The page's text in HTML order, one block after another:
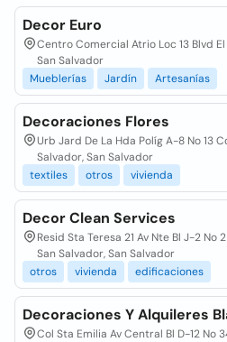
Decor Euro
Centro Comercial Atrio Loc 13 Blvd
San Salvador
Mueblerías
Jardín Artesanías
Decoraciones Flores
Urb Jard De La Hda Políg A-8 No 13
Salvador, San Salvador
textiles
otros vivienda
Decor Clean Services
Resid Sta Teresa 21 Av Nte Bl J-2 No
San Salvador, San Salvador
otros
vivienda edificaciones
Decoraciones Y Alquileres
Col Sta Emilia Av Central Bl D-12 No